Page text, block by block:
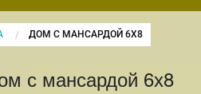
CURRENT:
ДОМ С МАНСАРДОЙ 6Х8
с мансардой 6х8